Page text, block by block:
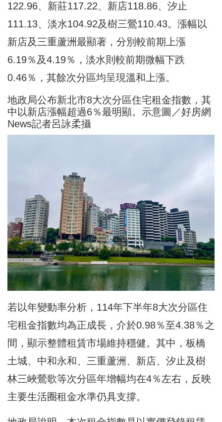
122.96、新莊117.22、新店118.86、汐止
111.13、淡水104.92及樹三鶯110.43。漲幅以
新店及三重蘆洲最顯著，分別較前期上漲
6.19％及4.19％，淡水則較前期微幅下跌
0.46％，其餘次分區均呈現溫和上漲。
地政局公布新北市8大次分區住宅租金指數，其
中以新店漲幅超過6％最明顯。示意圖／好房網
News記者呂詠柔攝
若以年變動率分析，114年下半年8大次分區住
宅租金指數均為正成長，介於0.98％至4.38％之
間，顯示整體租賃市場維持穩健。其中，板橋
土城、中和永和、三重蘆洲、新店、汐止及樹
林三峽鶯歌等次分區年增幅均在4％左右，反映
主要生活圈租金水準仍具支撐。